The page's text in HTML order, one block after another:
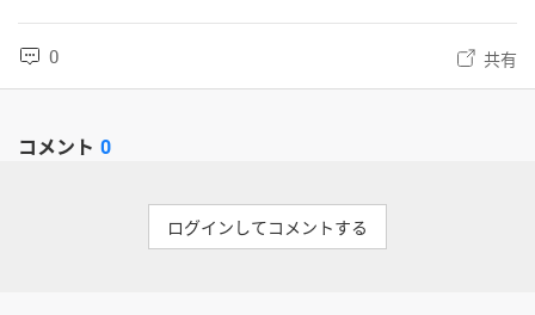
0 共有
コメント 0
ログインしてコメントする